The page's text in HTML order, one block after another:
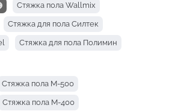
Стяжка пола Wallmix
Стяжка для пола Силтек
Стяжка для пола Полимин
Стяжка пола Baumit
Стяжка пола М-500
Стяжка пола М-400